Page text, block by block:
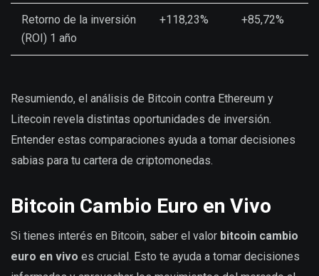
Retorno de la inversión
(ROI) 1 año
+118,23% +85,72%
Resumiendo, el análisis de Bitcoin contra Ethereum y
Litecoin revela distintas oportunidades de inversión.
Entender estas comparaciones ayuda a tomar decisiones
sabias para tu cartera de criptomonedas.
Bitcoin Cambio Euro en Vivo
Si tienes interés en Bitcoin, saber el valor bitcoin cambio
euro en vivo es crucial. Esto te ayuda a tomar decisiones